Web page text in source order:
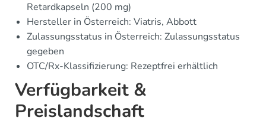
Retardkapseln (200 mg)
Hersteller in Österreich: Viatris, Abbott
Zulassungsstatus in Österreich: Zulassungsstatus
gegeben
OTC/Rx-Klassifizierung: Rezeptfrei erhältlich
Verfügbarkeit &
Preislandschaft